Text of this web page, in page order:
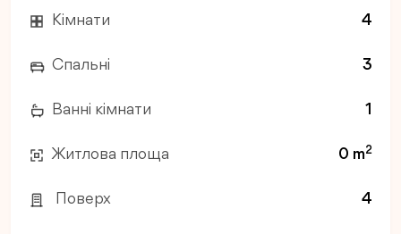
Кімнати 4
Спальні 3
Ванні кімнати 1
Житлова площа 0 m2
Поверх 4